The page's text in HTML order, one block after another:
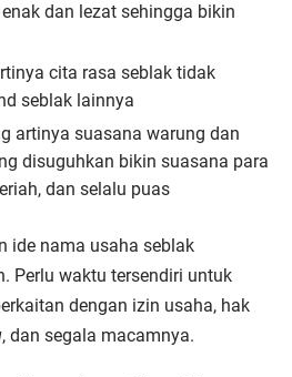
dan lezat sehingga bikin
cita rasa seblak tidak
seblak lainnya
artinya suasana warung dan
disuguhkan bikin suasana para
dan selalu puas
ide nama usaha seblak
Perlu waktu tersendiri untuk
dengan izin usaha, hak
, dan segala macamnya.